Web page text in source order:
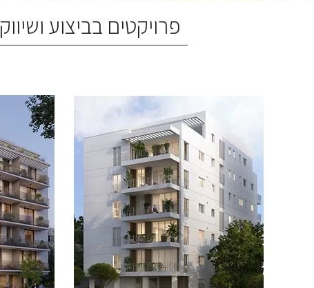
פרויקטים בביצוע ושיווק